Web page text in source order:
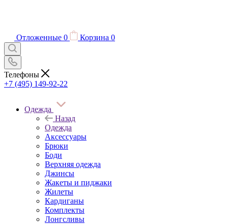
Отложенные 0 Корзина 0
Телефоны
+7 (495) 149-92-22
Одежда
Назад
Одежда
Аксессуары
Брюки
Боди
Верхняя одежда
Джинсы
Жакеты и пиджаки
Жилеты
Кардиганы
Комплекты
Лонгсливы